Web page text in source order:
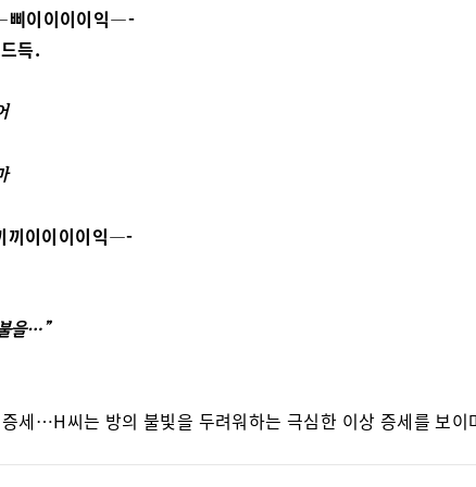
이이이이익—-
득.
이이이이익—-
을…”
세…H씨는 방의 불빛을 두려워하는 극심한 이상 증세를 보